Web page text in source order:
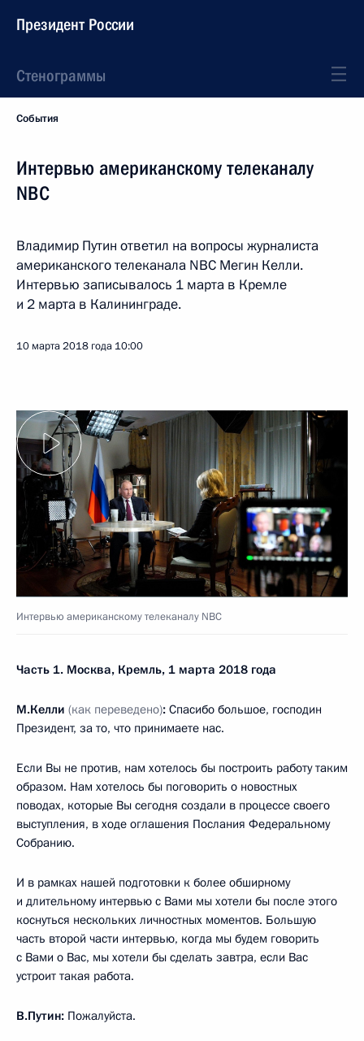
Президент России
Стенограммы
События
Интервью американскому телеканалу
NBC
Владимир Путин ответил на вопросы журналиста
американского телеканала NBC Мегин Келли.
Интервью записывалось 1 марта в Кремле
и 2 марта в Калининграде.
10 марта 2018 года 10:00
Интервью американскому телеканалу NBC
Часть 1. Москва, Кремль, 1 марта 2018 года
М.Келли (как переведено): Спасибо большое, господин
Президент, за то, что принимаете нас.
Если Вы не против, нам хотелось бы построить работу таким
образом. Нам хотелось бы поговорить о новостных
поводах, которые Вы сегодня создали в процессе своего
выступления, в ходе оглашения Послания Федеральному
Собранию.
И в рамках нашей подготовки к более обширному
и длительному интервью с Вами мы хотели бы после этого
коснуться нескольких личностных моментов. Большую
часть второй части интервью, когда мы будем говорить
с Вами о Вас, мы хотели бы сделать завтра, если Вас
устроит такая работа.
В.Путин: Пожалуйста.